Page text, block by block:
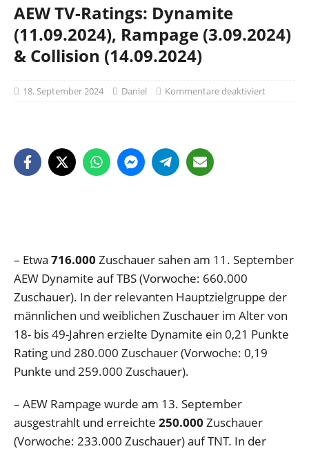
AEW TV-Ratings: Dynamite
(11.09.2024), Rampage (3.09.2024)
& Collision (14.09.2024)
18. September 2024 Daniel Kommentare deaktiviert
– Etwa 716.000 Zuschauer sahen am 11. September
AEW Dynamite auf TBS (Vorwoche: 660.000
Zuschauer). In der relevanten Hauptzielgruppe der
männlichen und weiblichen Zuschauer im Alter von
18- bis 49-Jahren erzielte Dynamite ein 0,21 Punkte
Rating und 280.000 Zuschauer (Vorwoche: 0,19
Punkte und 259.000 Zuschauer).
– AEW Rampage wurde am 13. September
ausgestrahlt und erreichte 250.000 Zuschauer
(Vorwoche: 233.000 Zuschauer) auf TNT. In der